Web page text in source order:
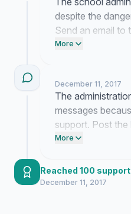
despite the
Send an email to
demanding they
impossible
More
December 11, 2017
The
messages
support. Post
timeline and text
decision.
More
Reached 100
December 11, 2017